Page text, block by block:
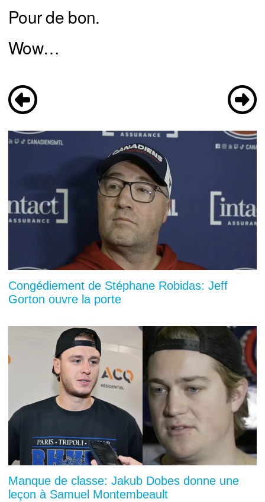
Pour de bon.
Wow…
Congédiement de Stéphane Robidas: Jeff
Gorton ouvre la porte
Manque de classe: Jakub Dobes donne une
leçon à Samuel Montembeault